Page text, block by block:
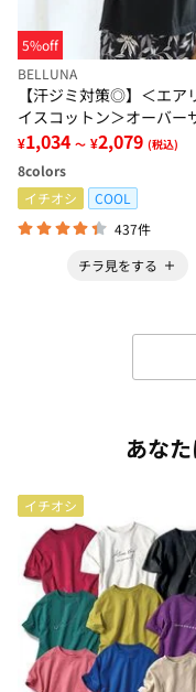
5%off
BELLUNA
【汗ジミ対策◎】＜エア
イスコットン＞オーバー
Ｔシャツ【選べる袖丈】
¥1,034 ～ ¥2,079 (税込)
8colors
イチオシ
COOL
437件
チラ見をする
あな
イチオシ